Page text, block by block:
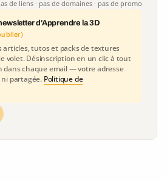
de liens · pas de domaines · pas de promo
d'Apprendre la 3D
articles, tutos et packs de textures
volet. Désinscription en un clic à tout
dans chaque email — votre adresse
partagée. Politique de